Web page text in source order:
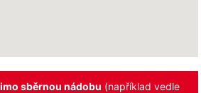
sběrnou nádobu (například vedle